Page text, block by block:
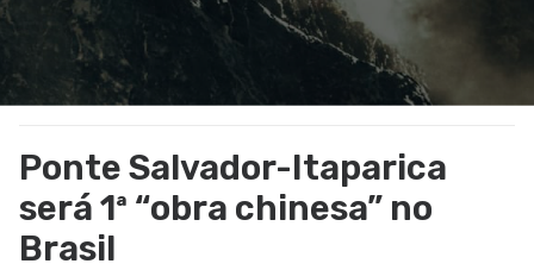
Ponte Salvador-Itaparica
será 1ª “obra chinesa” no
Brasil